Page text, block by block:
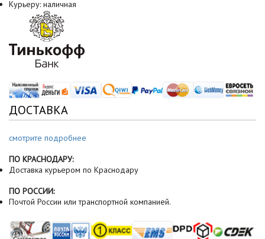
Курьеру: наличная
ДОСТАВКА
смотрите подробнее
ПО КРАСНОДАРУ:
Доставка курьером по Краснодару
ПО РОССИИ:
Почтой России или транспортной компанией.